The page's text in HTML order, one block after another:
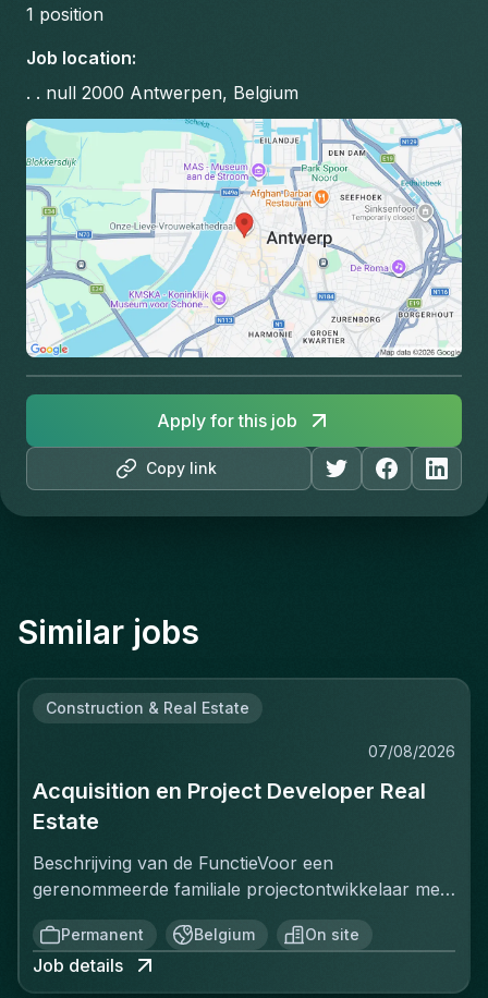
1 position
Job location:
. . null 2000 Antwerpen, Belgium
Copy link
Apply for this job
Similar jobs
Construction & Real Estate
07/08/2026
Acquisition en Project Developer Real
Estate
Beschrijving van de FunctieVoor een
gerenommeerde familiale projectontwikkelaar met
een sterke positie op de Belgische vastgoedmarkt,
zoekt een ervaren Projectontwikkelaar die
onmiddellijk impact kan maken. In deze rol ben je
verantwoordelijk voor het identificeren, acquisitie
Permanent Belgium On site
Job details